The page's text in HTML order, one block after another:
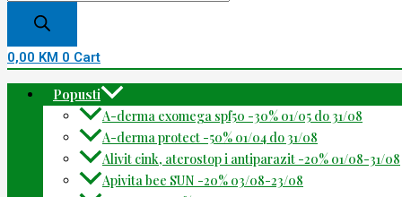
0,00 KM 0 Cart
Popusti
A-derma exomega spf50 -30% 01/05 do 31/08
A-derma protect -50% 01/04 do 31/08
Alivit cink, aterostop i antiparazit -20% 01/08-31/08
Apivita bee SUN -20% 03/08-23/08